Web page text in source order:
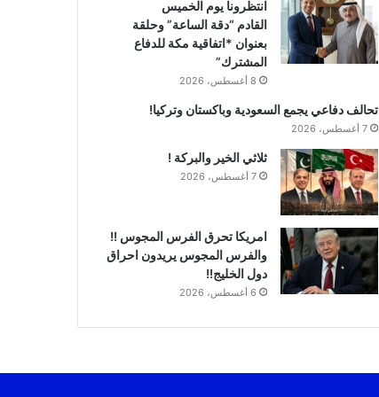
انتظرونا يوم الخميس
القادم “دقة الساعة” وحلقة
بعنوان *اتفاقية مكة للدفاع
المشترك”
8 أغسطس، 2026
تحالف دفاعي يجمع السعودية وباكستان وتركيا!
7 أغسطس، 2026
ثلاثي الخير والبركة !
7 أغسطس، 2026
امريكا تحرق الفرس المجوس !!
والفرس المجوس يريدون احراق
دول الخليج!!
6 أغسطس، 2026